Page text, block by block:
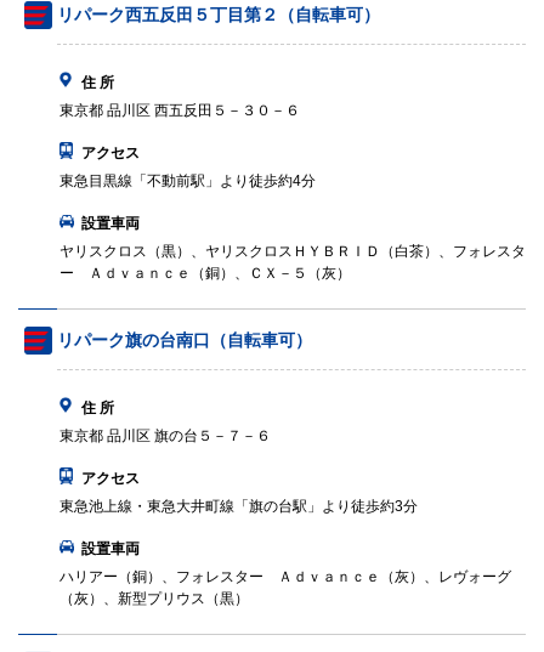
リパーク西五反田５丁目第２（自転車可）
住 所
東京都 品川区 西五反田５－３０－６
アクセス
東急目黒線「不動前駅」より徒歩約4分
設置車両
ヤリスクロス（黒）、ヤリスクロスＨＹＢＲＩＤ（白茶）、フォレスタ
ー Ａｄｖａｎｃｅ（銅）、ＣＸ－５（灰）
リパーク旗の台南口（自転車可）
住 所
東京都 品川区 旗の台５－７－６
アクセス
東急池上線・東急大井町線「旗の台駅」より徒歩約3分
設置車両
ハリアー（銅）、フォレスター Ａｄｖａｎｃｅ（灰）、レヴォーグ
（灰）、新型プリウス（黒）